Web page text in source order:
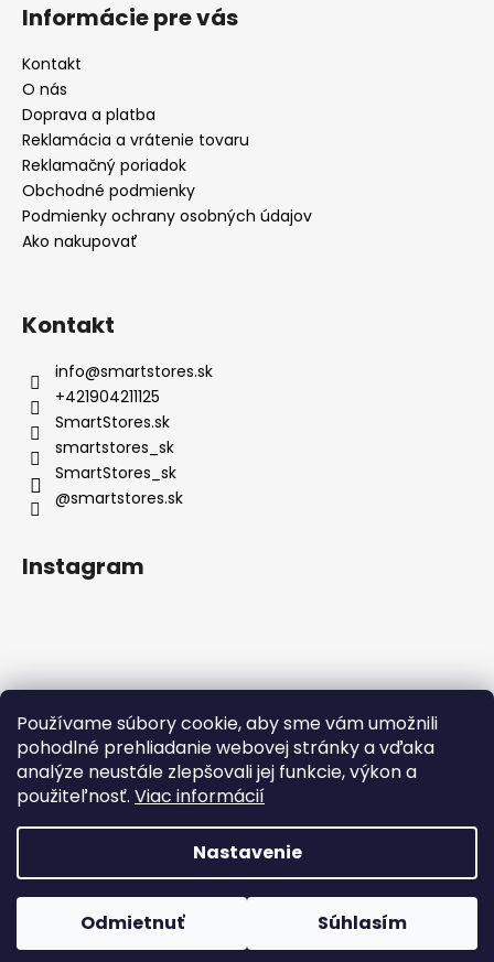
Používame súbory cookie, aby sme vám umožnili
pohodlné prehliadanie webovej stránky a vďaka
analýze neustále zlepšovali jej funkcie, výkon a
použiteľnosť. Viac informácií
Nastavenie
Odmietnuť Súhlasím
Informácie pre vás
Kontakt
O nás
Doprava a platba
Reklamácia a vrátenie tovaru
Reklamačný poriadok
Obchodné podmienky
Podmienky ochrany osobných údajov
Ako nakupovať
Kontakt
info@smartstores.sk
+421904211125
SmartStores.sk
smartstores_sk
SmartStores_sk
@smartstores.sk
Instagram
Sledovať na Instagrame
Copyright 2026SmartStores . Všetky práva vyhradené.